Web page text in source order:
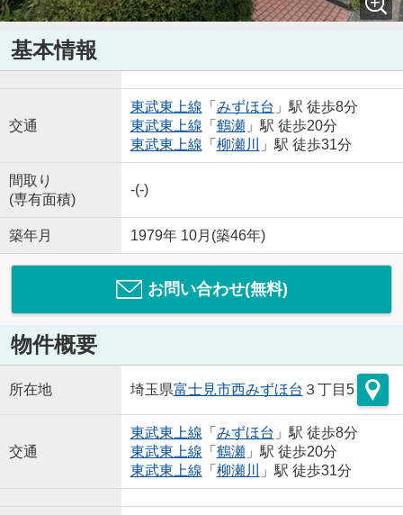
基本情報
交通
東武東上線 「 みずほ台 」駅 徒歩8分
東武東上線 「 鶴瀬」駅 徒歩20分
東武東上線 「 柳瀬川 」駅 徒歩31分
間取り
(専有面積)
-(-)
築年月 1979年 10月(築46年)
お問い合わせ(無料)
物件概要
所在地 埼玉県富士見市西みずほ台 ３丁目5
交通
東武東上線 「 みずほ台 」駅 徒歩8分
東武東上線 「 鶴瀬」駅 徒歩20分
東武東上線 「 柳瀬川 」駅 徒歩31分